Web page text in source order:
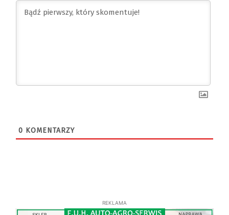
0 KOMENTARZY
REKLAMA